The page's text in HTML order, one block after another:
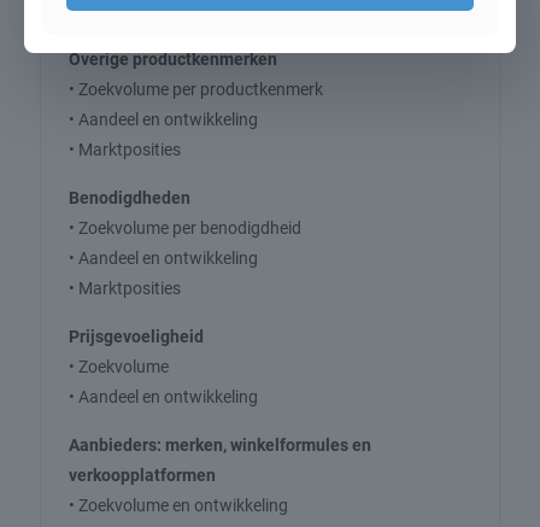
• Marktposities
Overige productkenmerken
• Zoekvolume per productkenmerk
• Aandeel en ontwikkeling
• Marktposities
Benodigdheden
• Zoekvolume per benodigdheid
• Aandeel en ontwikkeling
• Marktposities
Prijsgevoeligheid
• Zoekvolume
• Aandeel en ontwikkeling
Aanbieders: merken, winkelformules en
verkoopplatformen
• Zoekvolume en ontwikkeling